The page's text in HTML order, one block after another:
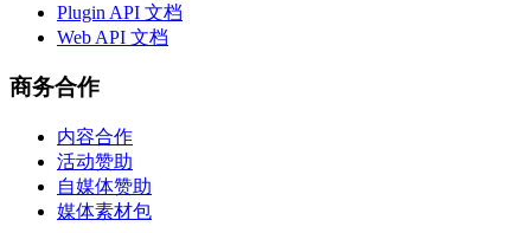
Plugin API 文档
Web API 文档
商务合作
内容合作
活动赞助
自媒体赞助
媒体素材包